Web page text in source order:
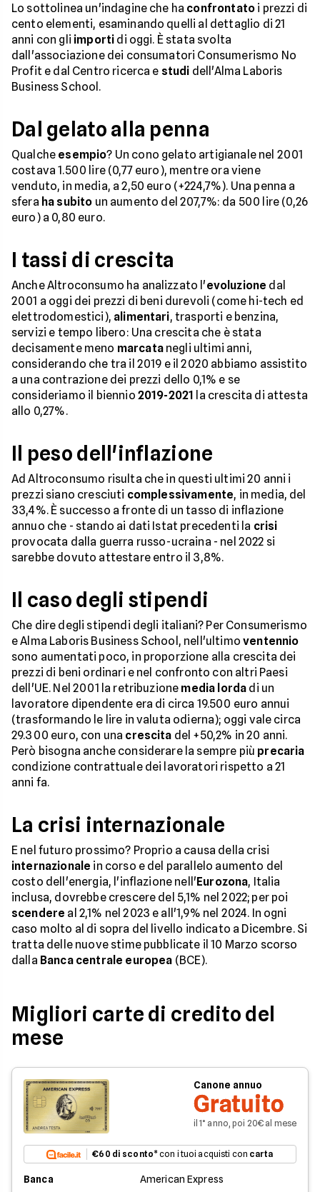
Lo sottolinea un'indagine che ha confrontato i prezzi di
cento elementi, esaminando quelli al dettaglio di 21
anni con gli importi di oggi. È stata svolta
dall'associazione dei consumatori Consumerismo No
Profit e dal Centro ricerca e studi dell'Alma Laboris
Business School.
Dal gelato alla penna
Qualche esempio? Un cono gelato artigianale nel 2001
costava 1.500 lire (0,77 euro), mentre ora viene
venduto, in media, a 2,50 euro (+224,7%). Una penna a
sfera ha subito un aumento del 207,7%: da 500 lire (0,26
euro) a 0,80 euro.
I tassi di crescita
Anche Altroconsumo ha analizzato l'evoluzione dal
2001 a oggi dei prezzi di beni durevoli (come hi-tech ed
elettrodomestici), alimentari, trasporti e benzina,
servizi e tempo libero: Una crescita che è stata
decisamente meno marcatanegli ultimi anni,
considerando che tra il 2019 e il 2020 abbiamo assistito
a una contrazione dei prezzi dello 0,1% e se
consideriamo il biennio 2019-2021
la crescita di attesta
allo 0,27%.
Il peso dell'inflazione
Ad Altroconsumo risulta che in questi ultimi 20 anni i
prezzi siano cresciuti complessivamente, in media, del
33,4%. È successo a fronte di un tasso di inflazione
annuo che - stando ai dati Istat precedenti la crisi
provocata dalla guerra russo-ucraina - nel 2022 si
sarebbe dovuto attestare entro il 3,8%.
Il caso degli stipendi
Che dire degli stipendi degli italiani? Per Consumerismo
e Alma Laboris Business School, nell'ultimoventennio
sono aumentati poco, in proporzione alla crescita dei
prezzi di beni ordinari e nel confronto con altri Paesi
dell'UE. Nel 2001 la retribuzione media lorda di un
lavoratore dipendente era di circa 19.500 euro annui
(trasformando le lire in valuta odierna); oggi vale circa
29.300 euro, con una crescita del +50,2% in 20 anni.
Però bisogna anche considerare la sempre più precaria
condizione contrattuale dei lavoratori rispetto a 21
anni fa.
La crisi internazionale
E nel futuro prossimo? Proprio a causa della crisi
internazionale in corso e del parallelo aumento del
costo dell'energia, l'inflazione nell' Eurozona, Italia
inclusa, dovrebbe crescere del 5,1% nel 2022; per poi
scendere al 2,1% nel 2023 e all'1,9% nel 2024. In ogni
caso molto al di sopra del livello indicato a Dicembre. Si
tratta delle nuove stime pubblicate il 10 Marzo scorso
dalla Banca centrale europea (BCE).
Migliori carte di credito del
mese
Canone annuo
Gratuito
il 1° anno, poi 20€ al mese
€60 di sconto* con i tuoi acquisti con carta
Banca American Express